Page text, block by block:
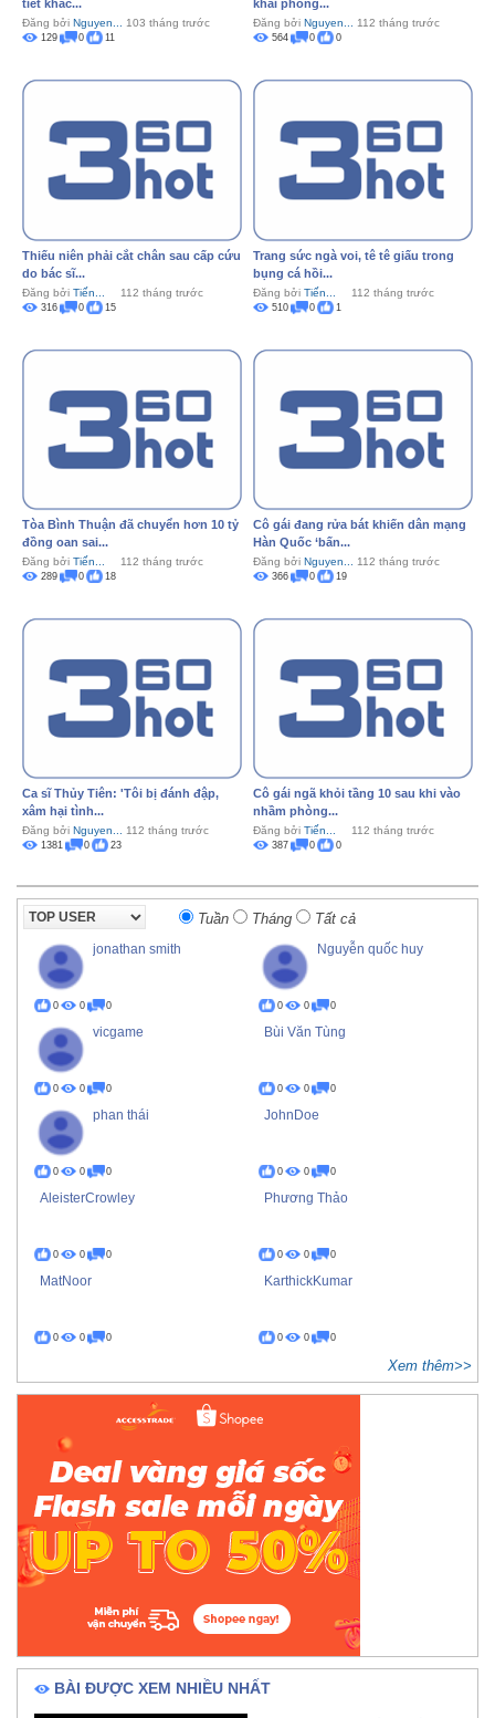
tiết khắc...
Đăng bởi Nguyen... 103 tháng trước
129 0 11
khai phóng...
Đăng bởi Nguyen... 112 tháng trước
564 0 0
Thiếu niên phải cắt chân sau cấp cứu
do bác sĩ...
Đăng bởi Tiến... 112 tháng trước
316 0 15
Trang sức ngà voi, tê tê giấu trong
bụng cá hồi...
Đăng bởi Tiến... 112 tháng trước
510 0 1
Tòa Bình Thuận đã chuyển hơn 10 tỷ
đồng oan sai...
Đăng bởi Tiến... 112 tháng trước
289 0 18
Cô gái đang rửa bát khiến dân mạng
Hàn Quốc ‘bấn...
Đăng bởi Nguyen... 112 tháng trước
366 0 19
Ca sĩ Thủy Tiên: 'Tôi bị đánh đập,
xâm hại tình...
Đăng bởi Nguyen... 112 tháng trước
1381 0 23
Cô gái ngã khỏi tầng 10 sau khi vào
nhầm phòng...
Đăng bởi Tiến... 112 tháng trước
387 0 0
Tuần Tháng Tất cả
jonathan smith
0 0 0
Nguyễn quốc huy
0 0 0
vicgame
0 0 0
Bùi Văn Tùng
0 0 0
phan thái
0 0 0
JohnDoe
0 0 0
AleisterCrowley
0 0 0
Phương Thảo
0 0 0
MatNoor
0 0 0
KarthickKumar
0 0 0
Xem thêm>>
BÀI ĐƯỢC XEM NHIỀU NHẤT